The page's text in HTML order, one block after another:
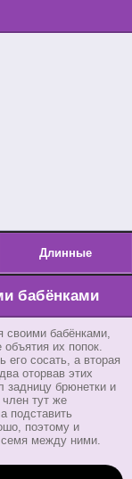
Длинные
бабёнками
своими бабёнками,
их попок.
его сосать, а вторая
оторвав этих
задницу брюнетки и
тут же
подставить
поэтому и
семя между ними.